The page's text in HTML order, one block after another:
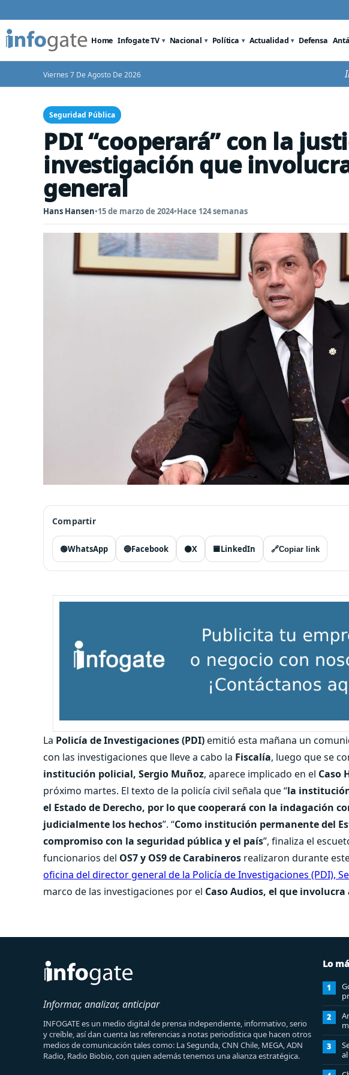
Home Infogate TV Nacional Política Actualidad Defensa
Viernes 7 De Agosto De 2026
Seguridad Pública
PDI “cooperará” con la
investigación que
general
Hans Hansen•15 de marzo de 2024•Hace 124 semanas
Compartir
🟢WhatsApp 🔵Facebook ⚫X 🟦LinkedIn 🔗Copiar link
La Policía de Investigaciones (PDI)emitió esta mañana un
con las investigaciones que lleve a cabo la Fiscalía, luego que se
institución policial, Sergio Muñoz, aparece implicado en el Caso
próximo martes. El texto de la policía civil señala que “la
el Estado de Derecho, por lo que cooperará con la indagación
judicialmente los hechos”. “Como institución permanente del
compromiso con la seguridad pública y el país”, finaliza el
funcionarios del OS7 y OS9 de Carabineros realizaron durante
oficina del director general de la Policía de Investigaciones (PDI),
marco de las investigaciones por el Caso Audios, el que
Informar, analizar, anticipar
INFOGATE es un medio digital de prensa independiente, informativo, serio
y creíble, así dan cuenta las referencias a notas periodística que hacen otros
medios de comunicación tales como: La Segunda, CNN Chile, MEGA, ADN
Radio, Radio Biobio, con quien además tenemos una alianza estratégica.
Lo
1
2
3